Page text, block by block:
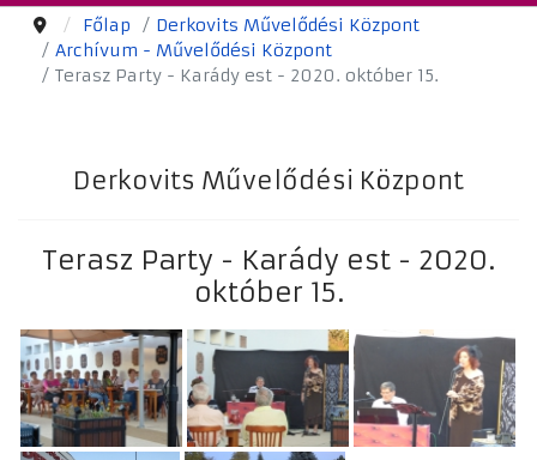
Főlap
Derkovits Művelődési Központ
Archívum - Művelődési Központ
Terasz Party - Karády est - 2020. október 15.
Derkovits Művelődési Központ
Terasz Party - Karády est - 2020.
október 15.